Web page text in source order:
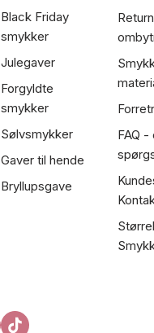
Black Friday
smykker
Julegaver
Forgyldte
smykker
Sølvsmykker
Gaver til hende
Bryllupsgave
FAQ